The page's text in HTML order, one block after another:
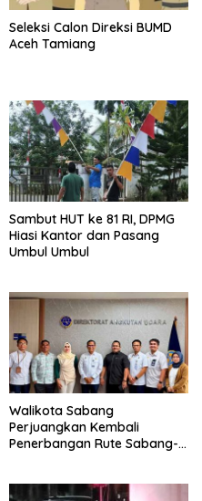
Seleksi Calon Direksi BUMD
Aceh Tamiang
Sambut HUT ke 81 RI, DPMG
Hiasi Kantor dan Pasang
Umbul Umbul
Walikota Sabang
Perjuangkan Kembali
Penerbangan Rute Sabang-